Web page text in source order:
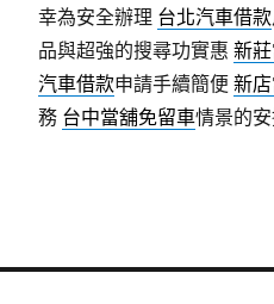
幸為安全辦理 台北汽車借款
品與超強的搜尋功實惠 新
汽車借款申請手續簡便 新
務 台中當舖免留車情景的